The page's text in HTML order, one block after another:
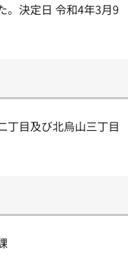
。決定日 令和4年3月9
丁目及び北烏山三丁目